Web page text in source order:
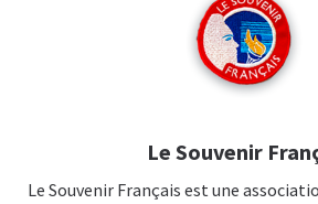
Le Souvenir
Le Souvenir Français est une